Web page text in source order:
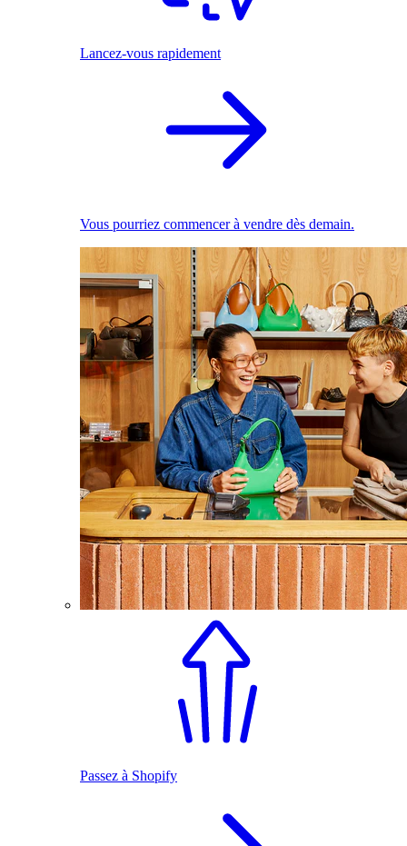
Lancez-vous rapidement
Vous pourriez commencer à vendre dès demain.
Passez à Shopify